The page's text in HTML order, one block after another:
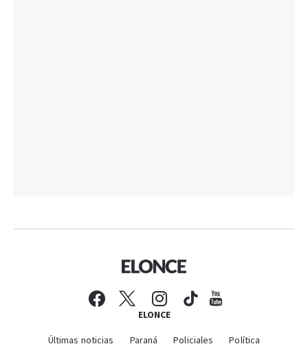
ELONCE
Últimas noticias Paraná Policiales Política